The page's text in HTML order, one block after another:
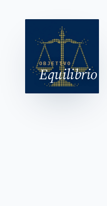
OBJETIVO
Equilibrio